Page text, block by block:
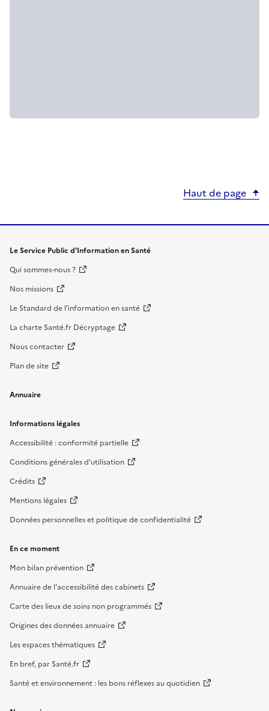
Haut de page
Le Service Public d'Information en Santé
Qui sommes-nous ?
Nos missions
Le Standard de l’information en santé
La charte Santé.fr Décryptage
Nous contacter
Plan de site
Annuaire
Informations légales
Accessibilité : conformité partielle
Conditions générales d'utilisation
Crédits
Mentions légales
Données personnelles et politique de confidentialité
En ce moment
Mon bilan prévention
Annuaire de l'accessibilité des cabinets
Carte des lieux de soins non programmés
Origines des données annuaire
Les espaces thématiques
En bref, par Santé.fr
Santé et environnement : les bons réflexes au quotidien